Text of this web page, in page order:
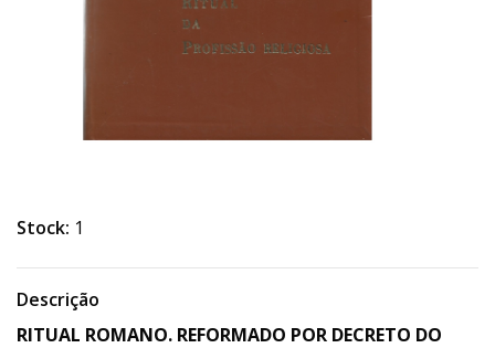
Stock: 1
Descrição
RITUAL ROMANO. REFORMADO POR DECRETO DO